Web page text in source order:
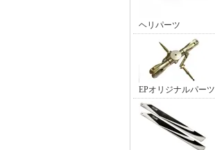
ヘリパーツ
EPオリジナルパーツ